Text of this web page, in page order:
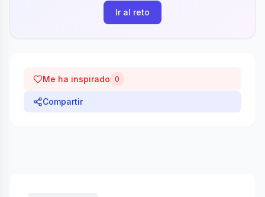
Ir al reto
Me ha inspirado 0
Compartir